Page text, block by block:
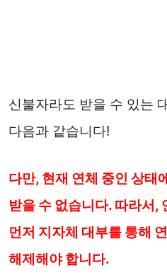
신불자라도 받을 수 있는
다음과 같습니다!
다만, 현재 연체 중인 상태
받을 수 없습니다. 따라서,
먼저 지자체 대부를 통해
해제해야 합니다.